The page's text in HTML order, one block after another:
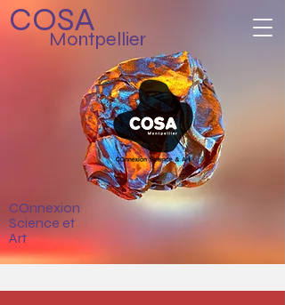
COSA
Montpellier
COnnexion
Science et
Art